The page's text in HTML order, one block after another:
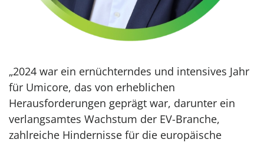
„2024 war ein ernüchterndes und intensives Jahr
für Umicore, das von erheblichen
Herausforderungen geprägt war, darunter ein
verlangsamtes Wachstum der EV-Branche,
zahlreiche Hindernisse für die europäische